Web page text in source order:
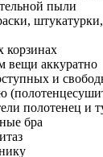
пыли
корзинах
вещи аккуратно
и
полотенец и
бра